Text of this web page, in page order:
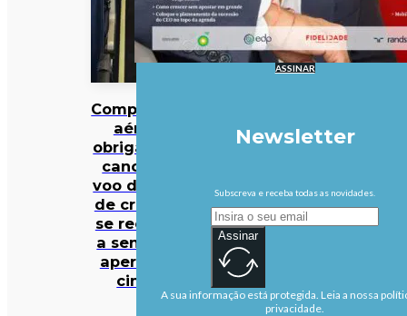
Companhia
aérea
obrigada a
cancelar
voo depois
de criança
se recusar
a sentar e
apertar o
cinto
ASSINAR
Newsletter
Subscreva e receba todas as novidades.
Assinar
A sua informação está protegida. Leia a nossa
privacidade.